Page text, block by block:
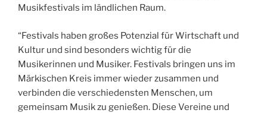
Musikfestivals im ländlichen Raum.
“Festivals haben großes Potenzial für Wirtschaft und
Kultur und sind besonders wichtig für die
Musikerinnen und Musiker. Festivals bringen uns im
Märkischen Kreis immer wieder zusammen und
verbinden die verschiedensten Menschen, um
gemeinsam Musik zu genießen. Diese Vereine und